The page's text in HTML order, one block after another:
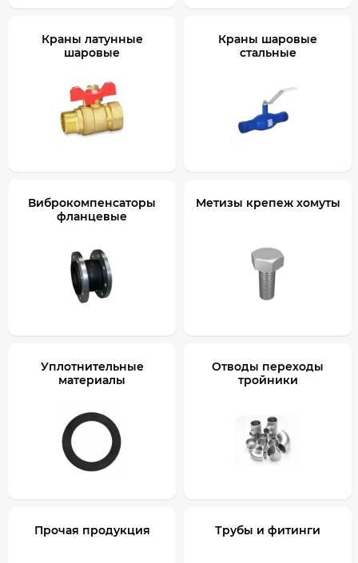
Краны латунные
шаровые
Краны шаровые
стальные
Виброкомпенсаторы
фланцевые
Метизы крепеж хомуты
Уплотнительные
материалы
Отводы переходы
тройники
Прочая продукция Трубы и фитинги